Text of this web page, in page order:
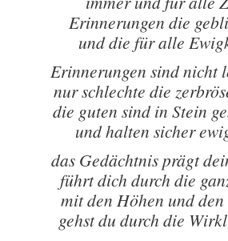
Erinnerungen die
und die für alle
Erinnerungen sind nicht
nur schlechte die
die guten sind in Stein
und halten sicher
das Gedächtnis prägt
führt dich durch die
mit den Höhen und
gehst du durch die